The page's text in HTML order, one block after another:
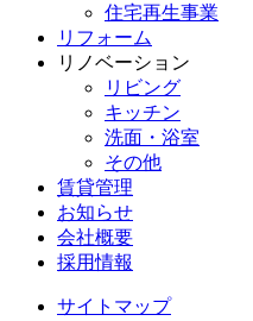
住宅再生事業
リフォーム
リノベーション
リビング
キッチン
洗面・浴室
その他
賃貸管理
お知らせ
会社概要
採用情報
サイトマップ